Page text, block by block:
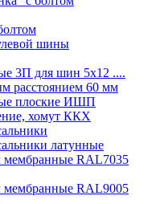
шины
3П для шин 5х12 ....
расстоянием 60 мм
плоские ИШП
хомут ККХ
латунные
мембранные RAL7035
мембранные RAL9005